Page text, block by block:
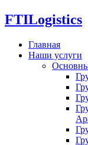
FTILogistics
Главная
Наши услуги